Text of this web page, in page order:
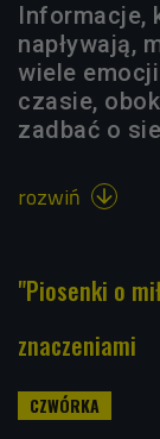
Informacje,
napływają,
wiele
czasie,
zadbać o
rozwiń 
"Piosenki o
znaczeniami